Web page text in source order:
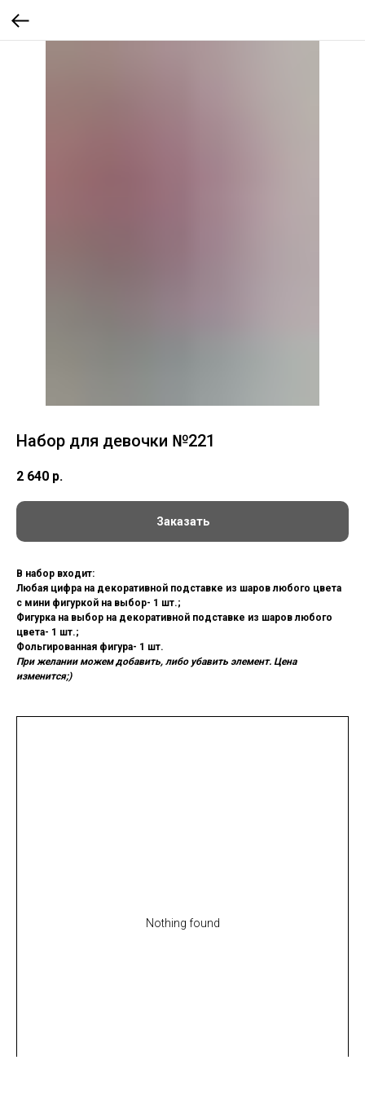
Набор для девочки №221
2 640 р.
Заказать
В набор входит:
Любая цифра на декоративной подставке из шаров любого цвета
с мини фигуркой на выбор- 1 шт.;
Фигурка на выбор на декоративной подставке из шаров любого
цвета- 1 шт.;
Фольгированная фигура- 1 шт.
При желании можем добавить, либо убавить элемент. Цена
изменится;)
Nothing found